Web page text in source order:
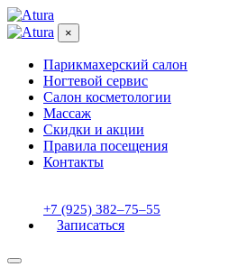
×
Парикмахерский салон
Ногтевой сервис
Салон косметологии
Массаж
Скидки и акции
Правила посещения
Контакты
+7 (925) 382‒75‒55
Записаться